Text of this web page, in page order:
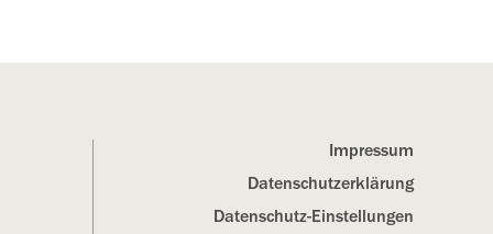
Impressum
Datenschutz­erklärung
Datenschutz-Einstellungen